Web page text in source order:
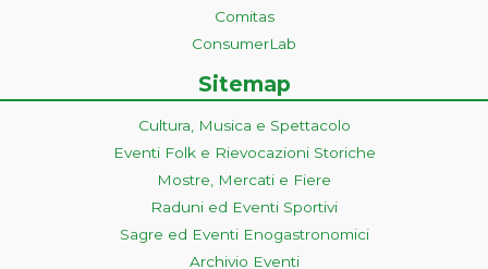
Comitas
ConsumerLab
Sitemap
Cultura, Musica e Spettacolo
Eventi Folk e Rievocazioni Storiche
Mostre, Mercati e Fiere
Raduni ed Eventi Sportivi
Sagre ed Eventi Enogastronomici
Archivio Eventi